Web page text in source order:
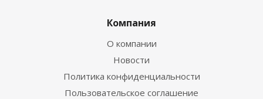
Компания
О компании
Новости
Политика конфиденциальности
Пользовательское соглашение